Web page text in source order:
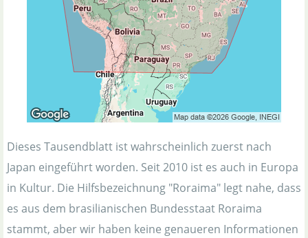
Dieses Tausendblatt ist wahrscheinlich zuerst nach
Japan eingeführt worden. Seit 2010 ist es auch in Europa
in Kultur. Die Hilfsbezeichnung "Roraima" legt nahe, dass
es aus dem brasilianischen Bundesstaat Roraima
stammt, aber wir haben keine genaueren Informationen